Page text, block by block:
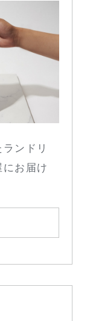
ンドリ
お届け